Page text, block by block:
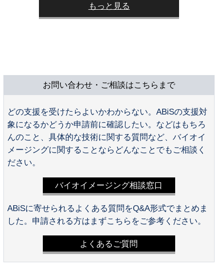
もっと見る
お問い合わせ・ご相談はこちらまで
どの支援を受けたらよいかわからない。ABiSの支援対
象になるかどうか申請前に確認したい。などはもちろ
んのこと、具体的な技術に関する質問など、バイオイ
メージングに関することならどんなことでもご相談く
ださい。
バイオイメージング相談窓口
ABiSに寄せられるよくある質問をQ&A形式でまとめま
した。申請される方はまずこちらをご参考ください。
よくあるご質問